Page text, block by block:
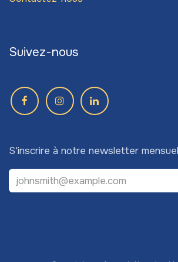
Suivez-nous
S'inscrire à notre newsletter